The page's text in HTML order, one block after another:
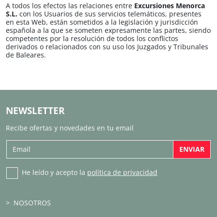
A todos los efectos las relaciones entre Excursiones Menorca
S.L. con los Usuarios de sus servicios telemáticos, presentes
en esta Web, están sometidos a la legislación y jurisdicción
española a la que se someten expresamente las partes, siendo
competentes por la resolución de todos los conflictos
derivados o relacionados con su uso los Juzgados y Tribunales
de Baleares.
NEWSLETTER
Recibe ofertas y novedades en tu email
ENVIAR
He leído y acepto la política de privacidad
NOSOTROS